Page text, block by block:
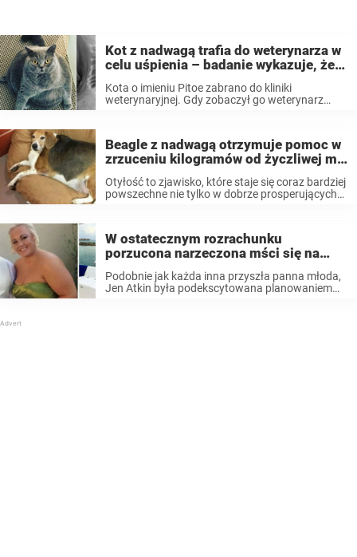
Kot z nadwagą trafia do weterynarza w
celu uśpienia – badanie wykazuje, że
Kota o imieniu Pitoe zabrano do kliniki
weterynaryjnej. Gdy zobaczył go weterynarz
Jego nietypowa sylwetka ...
Beagle z nadwagą otrzymuje pomoc w
zrzuceniu kilogramów od życzliwej mu
Otyłość to zjawisko, które staje się coraz bardziej
powszechne nie tylko w dobrze prosperujących
W ostatecznym rozrachunku
porzucona narzeczona mści się na
„za gruba”
Podobnie jak każda inna przyszła panna młoda,
Jen Atkin była podekscytowana planowaniem